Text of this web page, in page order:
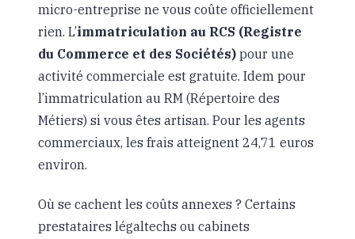
micro-entreprise ne vous coûte officiellement
rien. L’immatriculation au RCS (Registre
du Commerce et des Sociétés) pour une
activité commerciale est gratuite. Idem pour
l’immatriculation au RM (Répertoire des
Métiers) si vous êtes artisan. Pour les agents
commerciaux, les frais atteignent 24,71 euros
environ.
Où se cachent les coûts annexes ? Certains
prestataires légaltechs ou cabinets